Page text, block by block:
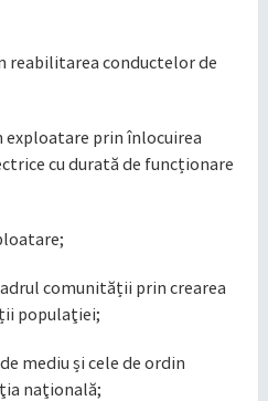
reabilitarea conductelor de
prin înlocuirea
cu durată de funcționare
comunității prin crearea
populaţiei;
mediu și cele de ordin
naţională;